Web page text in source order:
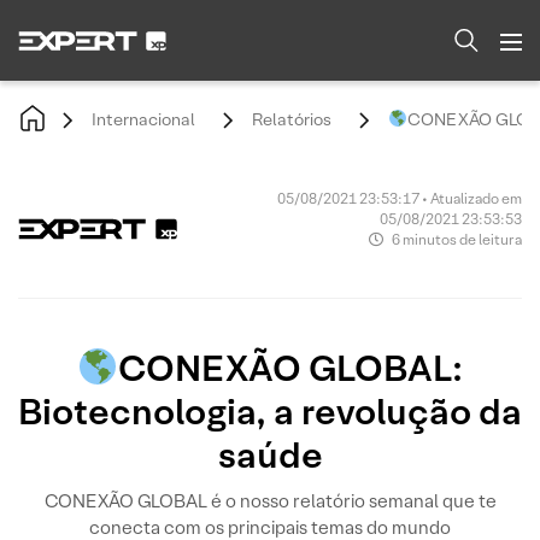
Internacional Relatórios CONEXÃO
05/08/2021 23:53:17 • Atualizado em
05/08/2021 23:53:53
6 minutos de leitura
CONEXÃO GLOBAL:
Biotecnologia, a revolução da
saúde
CONEXÃO GLOBAL é o nosso relatório semanal que te
conecta com os principais temas do mundo